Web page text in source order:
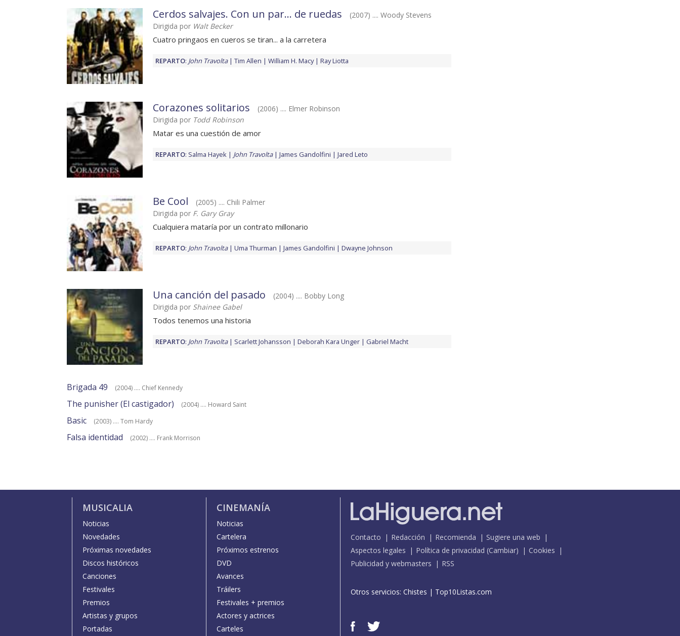
Cerdos salvajes. Con un par... de ruedas
(2007) .... Woody Stevens
Dirigida por Walt Becker
Cuatro pringaos en cueros se tiran... a la carretera
REPARTO: John Travolta Tim Allen William H. Macy Ray Liotta
Corazones solitarios
(2006) .... Elmer Robinson
Dirigida por Todd Robinson
Matar es una cuestión de amor
REPARTO: Salma Hayek John Travolta James Gandolfini Jared Leto
Be Cool
(2005) .... Chili Palmer
Dirigida por F. Gary Gray
Cualquiera mataría por un contrato millonario
REPARTO: John Travolta Uma Thurman James Gandolfini Dwayne Johnson
Una canción del pasado
(2004) .... Bobby Long
Dirigida por Shainee Gabel
Todos tenemos una historia
REPARTO: John Travolta Scarlett Johansson Deborah Kara Unger Gabriel Macht
Brigada 49 (2004) .... Chief Kennedy
The punisher (El castigador) (2004) .... Howard Saint
Basic (2003) .... Tom Hardy
Falsa identidad (2002) .... Frank Morrison
MUSICALIA
Noticias
Novedades
Próximas novedades
Discos históricos
Canciones
Festivales
Premios
Artistas y grupos
Portadas
CINEMANÍA
Noticias
Cartelera
Próximos estrenos
DVD
Avances
Tráilers
Festivales + premios
Actores y actrices
Carteles
Contacto Redacción Recomienda
Sugiere una web
Aspectos legales
Política de privacidad (Cambiar)
Cookies
Publicidad y webmasters
RSS
Otros servicios: Chistes | Top10Listas.com